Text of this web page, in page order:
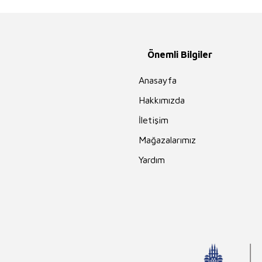
Önemli Bilgiler
Anasayfa
Hakkımızda
İletişim
Mağazalarımız
Yardım